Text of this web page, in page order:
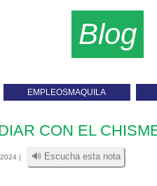
Blog
EMPLEOSMAQUILA
CON EL
| 🔊 Escucha esta nota